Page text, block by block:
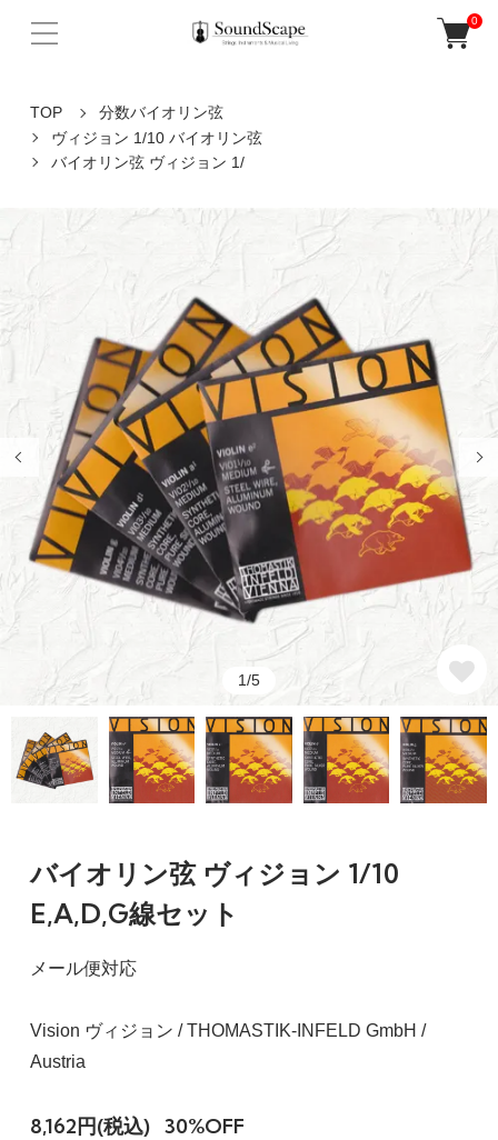
0
TOP
分数バイオリン弦
ヴィジョン 1/10 バイオリン弦
バイオリン弦 ヴィジョン 1/
1/5
バイオリン弦 ヴィジョン 1/10
E,A,D,G線セット
メール便対応
Vision ヴィジョン / THOMASTIK-INFELD GmbH /
Austria
8,162円(税込) 30%OFF